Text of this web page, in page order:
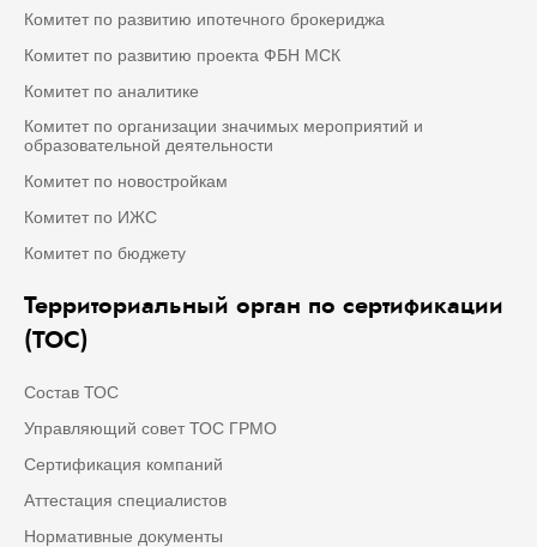
Комитет по развитию ипотечного брокериджа
Комитет по развитию проекта ФБН МСК
Комитет по аналитике
Комитет по организации значимых мероприятий и
образовательной деятельности
Комитет по новостройкам
Комитет по ИЖС
Комитет по бюджету
Территориальный орган по сертификации
(ТОС)
Состав ТОС
Управляющий совет ТОС ГРМО
Сертификация компаний
Аттестация специалистов
Нормативные документы